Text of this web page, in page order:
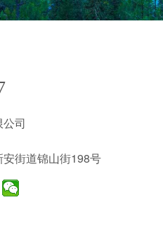
司
街道锦山街198号